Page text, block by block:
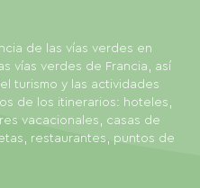
de las vías verdes en
vías verdes de Francia, así
turismo y las actividades
de los itinerarios: hoteles,
vacacionales, casas de
restaurantes, puntos de